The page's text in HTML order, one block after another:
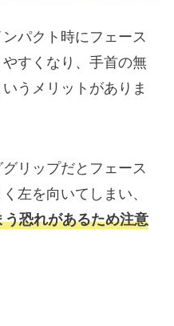
パクト時にフェース
すくなり、手首の無
うメリットがありま
リップだとフェース
左を向いてしまい、
恐れがあるため注意